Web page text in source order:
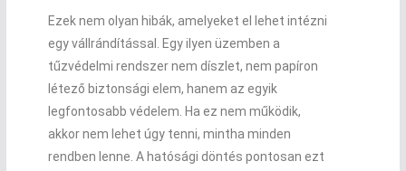
Ezek nem olyan hibák, amelyeket el lehet intézni
egy vállrándítással. Egy ilyen üzemben a
tűzvédelmi rendszer nem díszlet, nem papíron
létező biztonsági elem, hanem az egyik
legfontosabb védelem. Ha ez nem működik,
akkor nem lehet úgy tenni, mintha minden
rendben lenne. A hatósági döntés pontosan ezt